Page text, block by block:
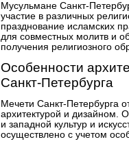
Мусульмане Санкт-
участие в различных
празднование исламских
для совместных молитв и
получения религиозного
Особенности
Санкт-Петербурга
Мечети Санкт-Петербурга
архитектурой и дизайном.
и западной культур и
осуществлено с учетом